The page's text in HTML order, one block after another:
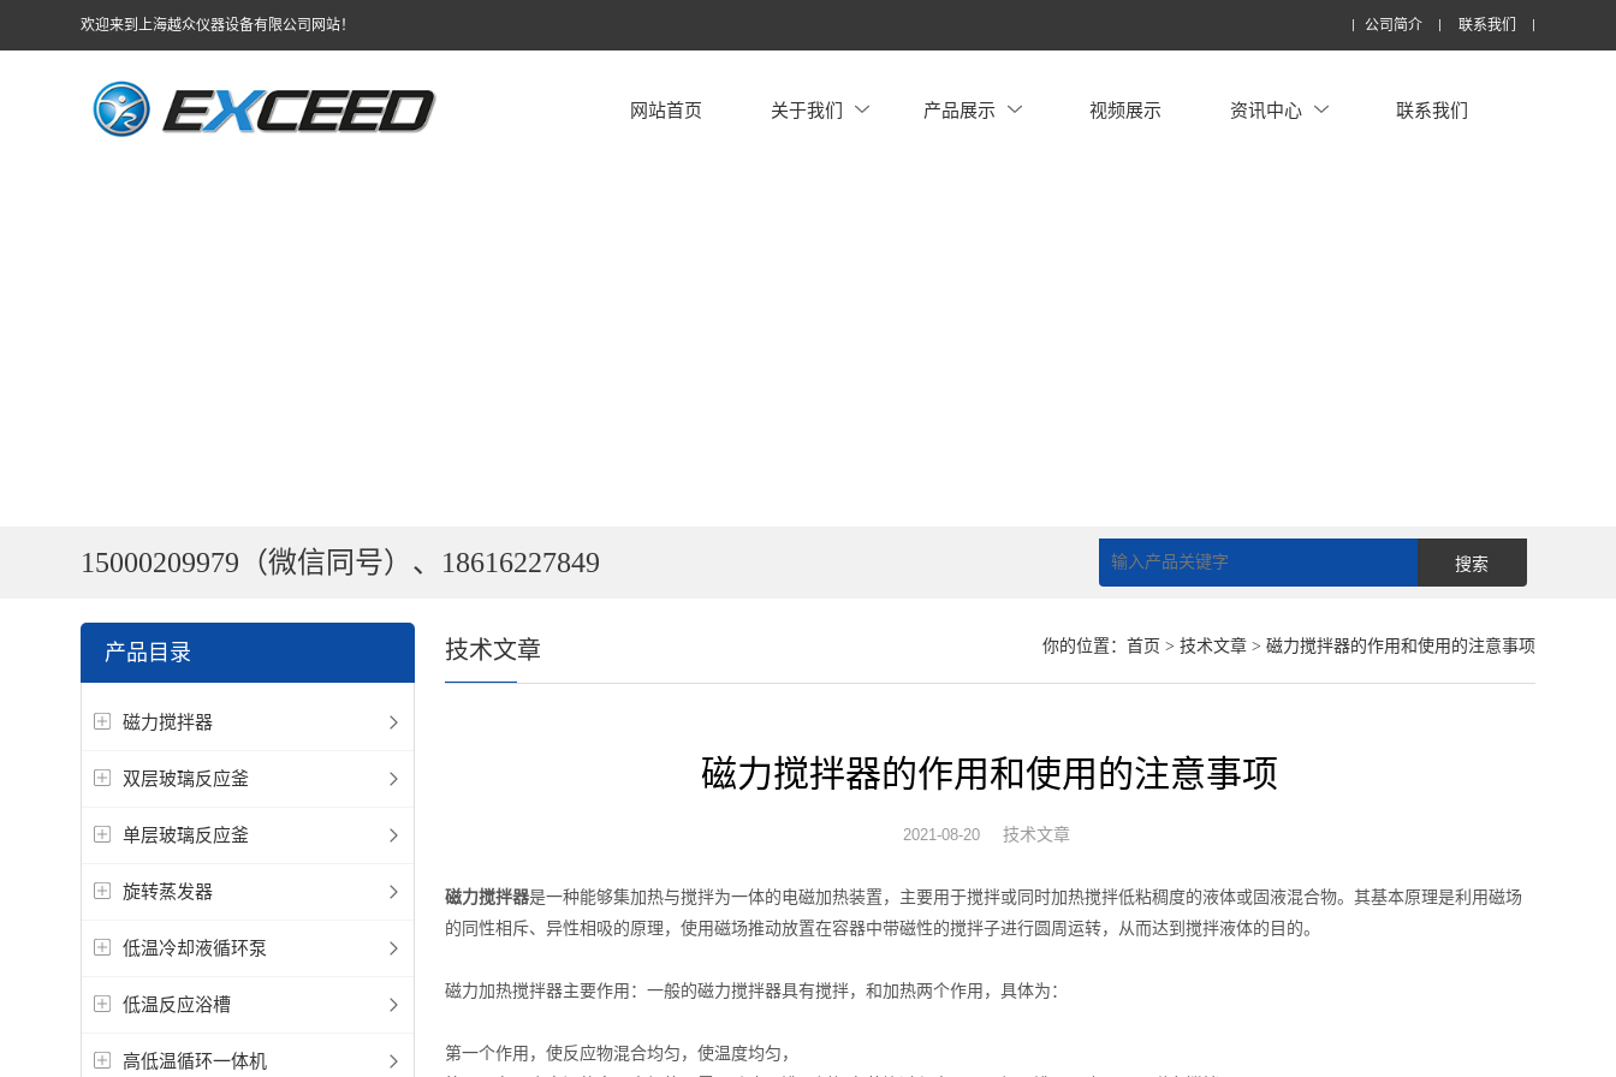
欢迎来到上海越众仪器设备有限公司网站！ 公司简介 联系我们
网站首页 关于我们 产品展示 视频展示 资讯中心 联系我们
15000209979（微信同号）、18616227849
产品目录
磁力搅拌器
双层玻璃反应釜
单层玻璃反应釜
旋转蒸发器
低温冷却液循环泵
低温反应浴槽
高低温循环一体机
你的位置： 首页 > 技术文章> 磁力搅拌器的作用和使用的注意事项
技术文章
磁力搅拌器的作用和使用的注意事项
2021-08-20 技术文章
磁力搅拌器是一种能够集加热与搅拌为一体的电磁加热装置，主要用于搅拌或同时加热搅拌低粘稠度的液体或固液混合物。其基本原理是利用磁场
的同性相斥、异性相吸的原理，使用磁场推动放置在容器中带磁性的搅拌子进行圆周运转，从而达到搅拌液体的目的。
磁力加热搅拌器主要作用：一般的磁力搅拌器具有搅拌，和加热两个作用，具体为：
第一个作用，使反应物混合均匀，使温度均匀，